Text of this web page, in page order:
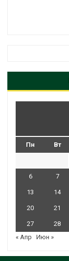
Пн Вт
6 7
13 14
20 21
27 28
« Апр
Июн »